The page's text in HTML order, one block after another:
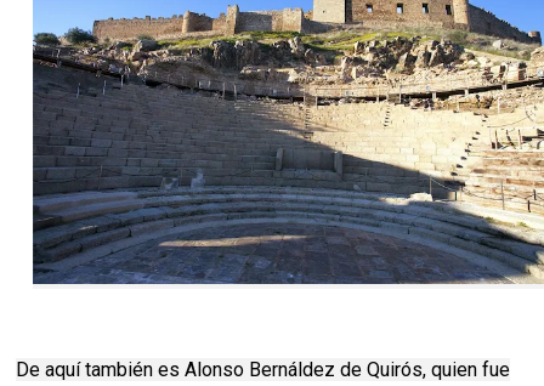
De aquí también es Alonso Bernáldez de Quirós, quien fue